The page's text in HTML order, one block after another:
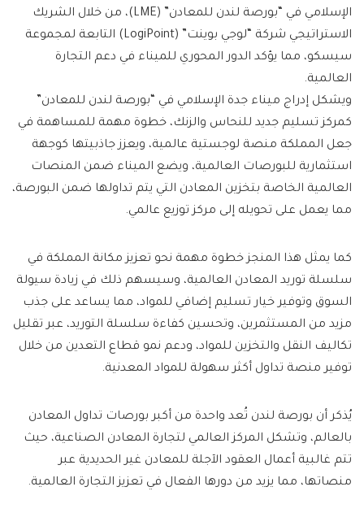
الإسلامي في “بورصة لندن للمعادن” (LME)، من خلال الشريك
الاستراتيجي شركة “لوجي بوينت” (LogiPoint) التابعة لمجموعة
سيسكو، مما يؤكد الدور المحوري للميناء في دعم التجارة
العالمية.
ويشكل إدراج ميناء جدة الإسلامي في “بورصة لندن للمعادن”
كمركز تسليم جديد للنحاس والزنك، خطوة مهمة للمساهمة في
جعل المملكة منصة لوجستية عالمية، ويعزز جاذبيتها كوجهة
استثمارية للبورصات العالمية، ويضع الميناء ضمن المنصات
العالمية الخاصة بتخزين المعادن التي يتم تداولها ضمن البورصة،
مما يعمل على تحويله إلى مركز توزيع عالمي.
كما يمثل هذا المنجز خطوة مهمة نحو تعزيز مكانة المملكة في
سلسلة توريد المعادن العالمية، وسيسهم ذلك في زيادة سيولة
السوق وتوفير خيار تسليم إضافي للمواد، مما يساعد على جذب
مزيد من المستثمرين، وتحسين كفاءة سلسلة التوريد، عبر تقليل
تكاليف النقل والتخزين للمواد، ودعم نمو قطاع التعدين من خلال
توفير منصة تداول أكثر سهولة للمواد المعدنية.
يُذكر أن بورصة لندن تُعد واحدة من أكبر بورصات تداول المعادن
بالعالم، وتشكل المركز العالمي لتجارة المعادن الصناعية، حيث
تتم غالبية أعمال العقود الآجلة للمعادن غير الحديدية عبر
منصاتها، مما يزيد من دورها الفعال في تعزيز التجارة العالمية.